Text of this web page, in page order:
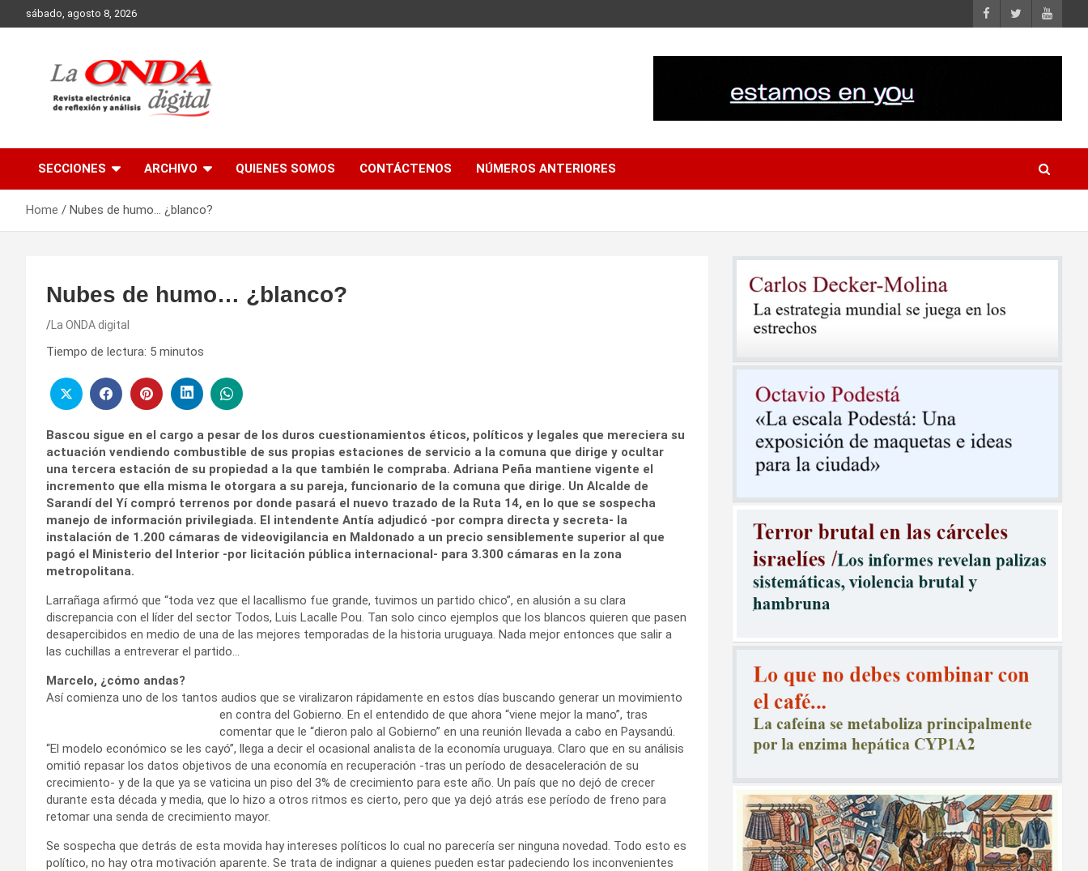
to
sábado, agosto 8, 2026
SECCIONES ARCHIVO QUIENES SOMOS CONTÁCTENOS NÚMEROS ANTERIORES
Home Nubes de humo… ¿blanco?
Nubes de humo… ¿blanco?
La ONDA digital
Tiempo de lectura: 5 minutos
Bascou sigue en el cargo a pesar de los duros cuestionamientos éticos, políticos y legales que mereciera su
actuación vendiendo combustible de sus propias estaciones de servicio a la comuna que dirige y ocultar
una tercera estación de su propiedad a la que también le compraba. Adriana Peña mantiene vigente el
incremento que ella misma le otorgara a su pareja, funcionario de la comuna que dirige. Un Alcalde de
Sarandí del Yí compró terrenos por donde pasará el nuevo trazado de la Ruta 14, en lo que se sospecha
manejo de información privilegiada. El intendente Antía adjudicó -por compra directa y secreta- la
instalación de 1.200 cámaras de videovigilancia en Maldonado a un precio sensiblemente superior al que
pagó el Ministerio del Interior -por licitación pública internacional- para 3.300 cámaras en la zona
metropolitana.
Larrañaga afirmó que “toda vez que el lacallismo fue grande, tuvimos un partido chico”, en alusión a su clara
discrepancia con el líder del sector Todos, Luis Lacalle Pou. Tan solo cinco ejemplos que los blancos quieren que pasen
desapercibidos en medio de una de las mejores temporadas de la historia uruguaya. Nada mejor entonces que salir a
las cuchillas a entreverar el partido…
Marcelo, ¿cómo andas?
Así comienza uno de los tantos audios que se viralizaron rápidamente en estos días buscando generar un movimiento
en contra del Gobierno. En el entendido de que ahora “viene mejor la mano”, tras
comentar que le “dieron palo al Gobierno” en una reunión llevada a cabo en Paysandú.
“El modelo económico se les cayó”, llega a decir el ocasional analista de la economía uruguaya. Claro que en su análisis
omitió repasar los datos objetivos de una economía en recuperación -tras un período de desaceleración de su
crecimiento- y de la que ya se vaticina un piso del 3% de crecimiento para este año. Un país que no dejó de crecer
durante esta década y media, que lo hizo a otros ritmos es cierto, pero que ya dejó atrás ese período de freno para
retomar una senda de crecimiento mayor.
Se sospecha que detrás de esta movida hay intereses políticos lo cual no parecería ser ninguna novedad. Todo esto es
político, no hay otra motivación aparente. Se trata de indignar a quienes pueden estar padeciendo los inconvenientes